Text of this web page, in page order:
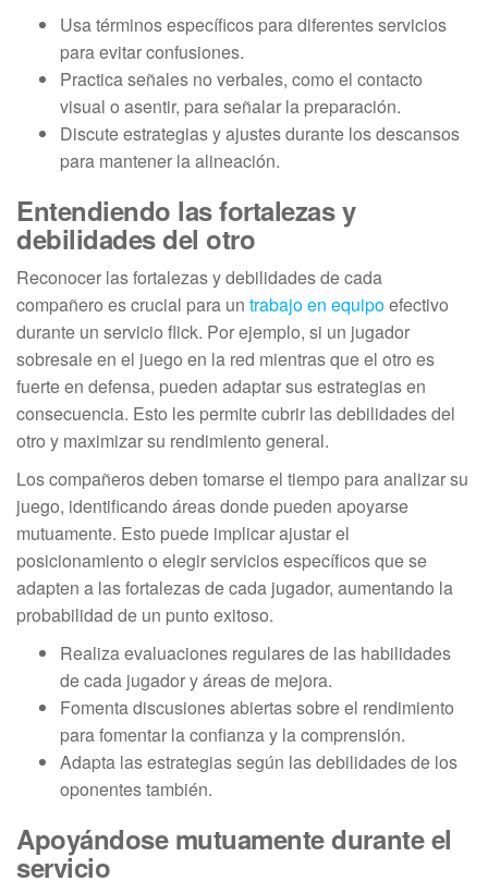
Usa términos específicos para diferentes servicios
para evitar confusiones.
Practica señales no verbales, como el contacto
visual o asentir, para señalar la preparación.
Discute estrategias y ajustes durante los descansos
para mantener la alineación.
Entendiendo las fortalezas y
debilidades del otro
Reconocer las fortalezas y debilidades de cada
compañero es crucial para un trabajo en equipoefectivo
durante un servicio flick. Por ejemplo, si un jugador
sobresale en el juego en la red mientras que el otro es
fuerte en defensa, pueden adaptar sus estrategias en
consecuencia. Esto les permite cubrir las debilidades del
otro y maximizar su rendimiento general.
Los compañeros deben tomarse el tiempo para analizar su
juego, identificando áreas donde pueden apoyarse
mutuamente. Esto puede implicar ajustar el
posicionamiento o elegir servicios específicos que se
adapten a las fortalezas de cada jugador, aumentando la
probabilidad de un punto exitoso.
Realiza evaluaciones regulares de las habilidades
de cada jugador y áreas de mejora.
Fomenta discusiones abiertas sobre el rendimiento
para fomentar la confianza y la comprensión.
Adapta las estrategias según las debilidades de los
oponentes también.
Apoyándose mutuamente durante el
servicio